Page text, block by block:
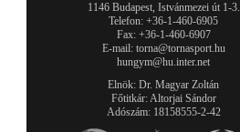
1146 Budapest, Istvánmezei út 1-3.
Telefon: +36-1-460-6905
Fax: +36-1-460-6907
E-mail: torna@tornasport.hu
hungym@hu.inter.net
Elnök: Dr. Magyar Zoltán
Főtitkár: Altorjai Sándor
Adószám: 18158555-2-42